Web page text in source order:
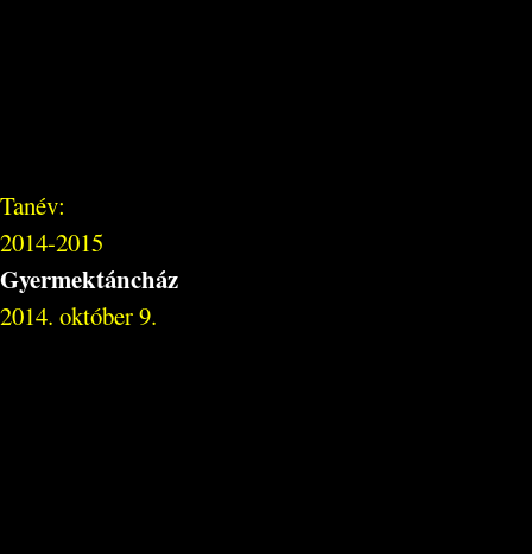
Tanév:
2014-2015
Gyermektáncház
2014. október 9.